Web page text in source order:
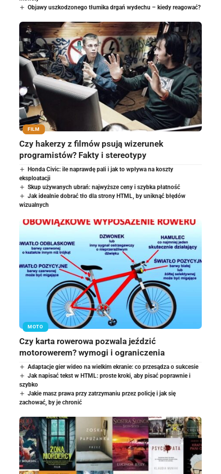
Objawy uszkodzonego tłumika drgań wydechu – kiedy reagować?
FILM
Czy hakerzy z filmów psują wizerunek
programistów? Fakty i stereotypy
Honda Civic: ile naprawdę pali i jak to wpływa na koszty
eksploatacji
Skup używanych ubrań: najwyższe ceny i szybka płatność
Jak idealnie dobrać tło dla strony HTML, by uniknąć błędów
wizualnych
MOTO
Czy karta rowerowa pozwala jeździć
motorowerem? wymogi i ograniczenia
Adaptacje gier wideo na wielkim ekranie: co przesądza o sukcesie
Jak napisać tekst w HTML: proste kroki, aby pisać poprawnie i
szybko
Jakie masz prawa przy zatrzymaniu przez policję i jak się
zachować, by je chronić